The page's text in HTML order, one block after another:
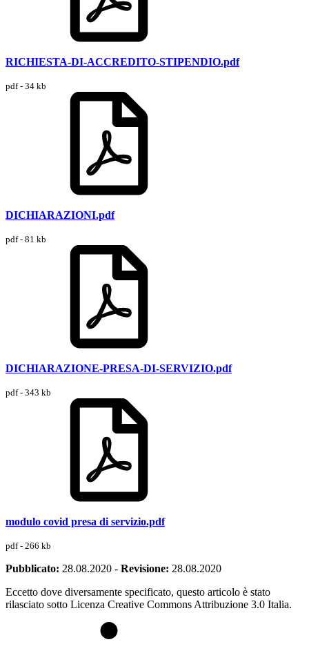
RICHIESTA-DI-ACCREDITO-STIPENDIO.pdf
pdf - 34 kb
DICHIARAZIONI.pdf
pdf - 81 kb
DICHIARAZIONE-PRESA-DI-SERVIZIO.pdf
pdf - 343 kb
modulo covid presa di servizio.pdf
pdf - 266 kb
Pubblicato: 28.08.2020 - Revisione: 28.08.2020
Eccetto dove diversamente specificato, questo articolo è stato
rilasciato sotto Licenza Creative Commons Attribuzione 3.0 Italia.